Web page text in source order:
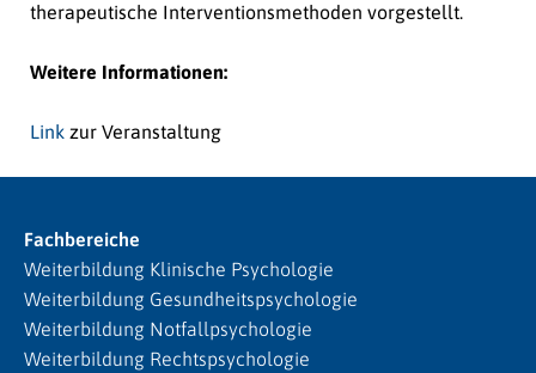
therapeutische Interventionsmethoden vorgestellt.
Weitere Informationen:
Link zur Veranstaltung
Fachbereiche
Weiterbildung Klinische Psychologie
Weiterbildung Gesundheitspsychologie
Weiterbildung Notfallpsychologie
Weiterbildung Rechtspsychologie